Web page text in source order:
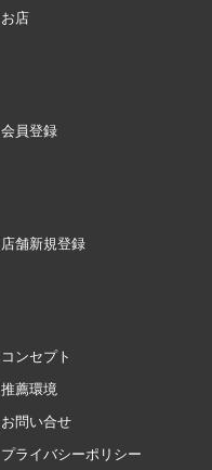
お店
会員登録
店舗新規登録
コンセプト
推薦環境
お問い合せ
プライバシーポリシー